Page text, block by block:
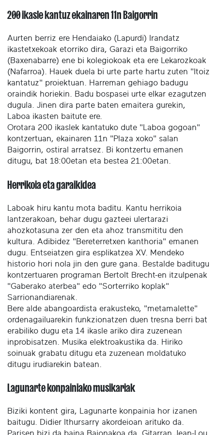
200 ikasle kantuz ekainaren 11n Baigorrin
Aurten berriz ere Hendaiako (Lapurdi) Irandatz
ikastetxekoak etorriko dira, Garazi eta Baigorriko
(Baxenabarre) ene bi kolegiokoak eta ere Lekarozkoak
(Nafarroa). Hauek duela bi urte parte hartu zuten "Itoiz
kantatuz" proiektuan. Harreman gehiago badugu
oraindik horiekin. Badu bospasei urte elkar ezagutzen
dugula. Jinen dira parte baten emaitera gurekin,
Laboa ikasten baitute ere.
Orotara 200 ikaslek kantatuko dute "Laboa gogoan"
kontzertuan, ekainaren 11n "Plaza xoko" salan
Baigorrin, ostiral arratsez. Bi kontzertu emanen
ditugu, bat 18:00etan eta bestea 21:00etan.
Herrikoia eta garaikidea
Laboak hiru kantu mota baditu. Kantu herrikoia
lantzerakoan, behar dugu gazteei ulertarazi
ahozkotasuna zer den eta ahoz transmititu den
kultura. Adibidez "Bereterretxen kanthoria" emanen
dugu. Entseiatzen gira esplikatzea XV. Mendeko
historio hori nola jin den gure gana. Bestalde baditugu
kontzertuaren programan Bertolt Brecht-en itzulpenak
"Gaberako aterbea" edo "Sorterriko koplak"
Sarrionandiarenak.
Bere alde abangoardista erakusteko, "metamalette"
ordenagailuarekin funkzionatzen duen tresna berri bat
erabiliko dugu eta 14 ikasle ariko dira zuzenean
inprobisatzen. Musika elektroakustika da. Hiriko
soinuak grabatu ditugu eta zuzenean moldatuko
ditugu irudiarekin batean.
Lagunarte konpainiako musikariak
Biziki kontent gira, Lagunarte konpainia hor izanen
baitugu. Didier Ithursarry akordeioan arituko da.